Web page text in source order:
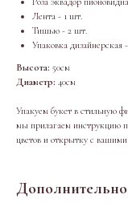
Лента - 1 шт.
Тишью - 2 шт.
Упаковка дизайнерская
Высота: 50см
Диаметр: 40см
Упакуем букет в стильную
мы прилагаем инструкцию
цветов и открытку с